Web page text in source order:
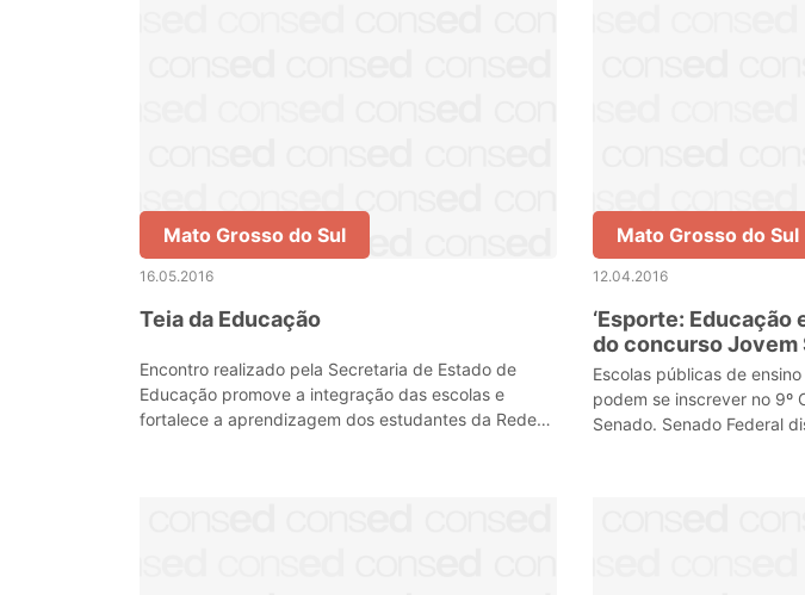
Mato Grosso do Sul
16.05.2016
Teia da Educação
Encontro realizado pela Secretaria de Estado de
Educação promove a integração das escolas e
fortalece a aprendizagem dos estudantes da Rede
Mato Grosso do Sul
12.04.2016
‘Esporte: Educação
do concurso Jovem
Escolas públicas de
podem se inscrever no 9º
Senado. Senado Federal